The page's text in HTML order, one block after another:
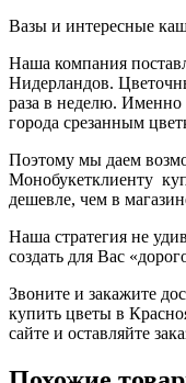
Вазы и интересные
Наша компания
Нидерландов.
раза в неделю.
города срезанным
Поэтому мы даем
Монобукетклиенту
дешевле, чем в
Наша стратегия не
создать для Вас
Звоните и закажите
купить цветы в
сайте и оставляйте